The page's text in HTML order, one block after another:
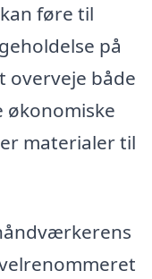
føre til
på
overveje både
økonomiske
materialer til